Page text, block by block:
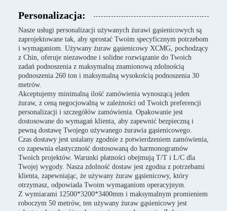
Personalizacja:
Nasze usługi personalizacji używanych żurawi gąsienicowych są
zaprojektowane tak, aby sprostać Twoim specyficznym potrzebom
i wymaganiom. Używany żuraw gąsienicowy XCMG, pochodzący
z Chin, oferuje niezawodne i solidne rozwiązanie do Twoich
zadań podnoszenia z maksymalną znamionową zdolnością
podnoszenia 260 ton i maksymalną wysokością podnoszenia 30
metrów.
Akceptujemy minimalną ilość zamówienia wynoszącą jeden
żuraw, z ceną negocjowalną w zależności od Twoich preferencji
personalizacji i szczegółów zamówienia. Opakowanie jest
dostosowane do wymagań klienta, aby zapewnić bezpieczną i
pewną dostawę Twojego używanego żurawia gąsienicowego.
Czas dostawy jest ustalany zgodnie z potwierdzeniem zamówienia,
co zapewnia elastyczność dostosowaną do harmonogramów
Twoich projektów. Warunki płatności obejmują T/T i L/C dla
Twojej wygody. Nasza zdolność dostaw jest zgodna z potrzebami
klienta, zapewniając, że używany żuraw gąsienicowy, który
otrzymasz, odpowiada Twoim wymaganiom operacyjnym.
Z wymiarami 12500*3200*3400mm i maksymalnym promieniem
roboczym 50 metrów, ten używany żuraw gąsienicowy jest